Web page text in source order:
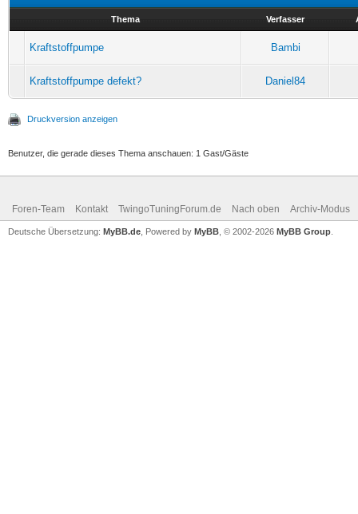
Thema Verfasser
Kraftstoffpumpe Bambi
Kraftstoffpumpe defekt? Daniel84
Druckversion anzeigen
Benutzer, die gerade dieses Thema anschauen: 1 Gast/Gäste
Foren-Team Kontakt TwingoTuningForum.de Nach oben Archiv-Modus
Deutsche Übersetzung: MyBB.de , Powered by MyBB , © 2002-2026 MyBB Group